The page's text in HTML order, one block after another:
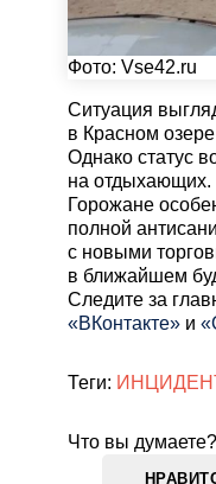
Фото: Vse42.ru
Ситуация
в Красном
Однако статус
на отдыхающих.
Горожане
полной
с новыми
в ближайшем
Cледите за
«ВКонтакте» и
Теги:
Что вы думаете?